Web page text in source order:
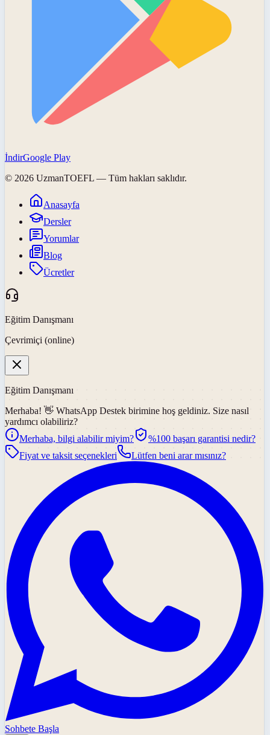
İndirGoogle Play
© 2026 UzmanTOEFL — Tüm hakları saklıdır.
Anasayfa
Dersler
Yorumlar
Blog
Ücretler
Eğitim Danışmanı
Çevrimiçi (online)
Eğitim Danışmanı
Merhaba! 👋 WhatsApp Destek birimine hoş geldiniz. Size nasıl
yardımcı olabiliriz?
Merhaba, bilgi alabilir miyim?
%100 başarı garantisi nedir?
Fiyat ve taksit seçenekleri
Lütfen beni arar mısınız?
Sohbete Başla